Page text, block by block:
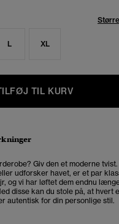
L XL
TIL KURV
Giv den et moderne tvist.
udforsker havet, er et par
og vi har løftet dem endnu
disse kan du stole på, at hvert
autentisk for din personlige stil.